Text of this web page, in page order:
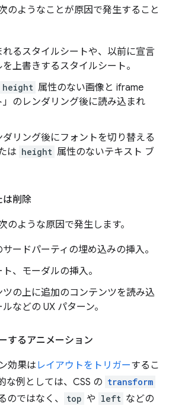
のようなことが原因で発生すること
るスタイルシートや、以前に宣言
上書きするスタイルシート。
height 属性のない画像と iframe
のレンダリング後に読み込まれ
リング後にフォントを切り替える
は height 属性のないテキスト ブ
は削除
のような原因で発生します。
ードパーティの埋め込みの挿入。
、モーダルの挿入。
の上に追加のコンテンツを読み込
などの UX パターン。
するアニメーション
効果は レイアウトをトリガーするこ
な例としては、CSS の transform
のではなく、 top や left などの